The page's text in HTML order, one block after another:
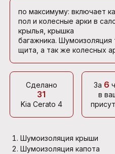
по максимуму: включает
пол и колесные арки в
крылья, крышка
багажника.
щита, а так же колесных
Сделано
31
Kia Cerato 4
За 6
в
Шумоизоляция крыши
Шумоизоляция капота